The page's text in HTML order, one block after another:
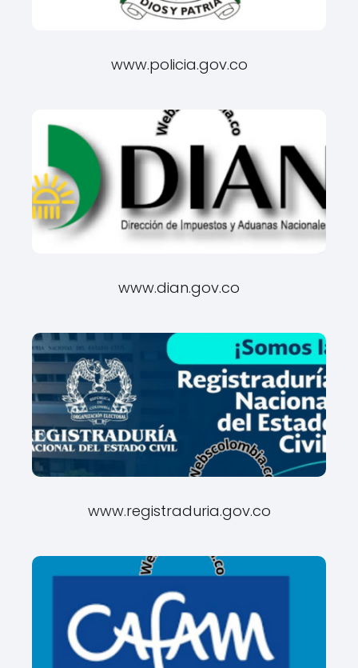
www.policia.gov.co
www.dian.gov.co
www.registraduria.gov.co